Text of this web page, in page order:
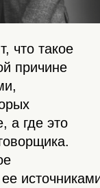
что такое
причине
а где это